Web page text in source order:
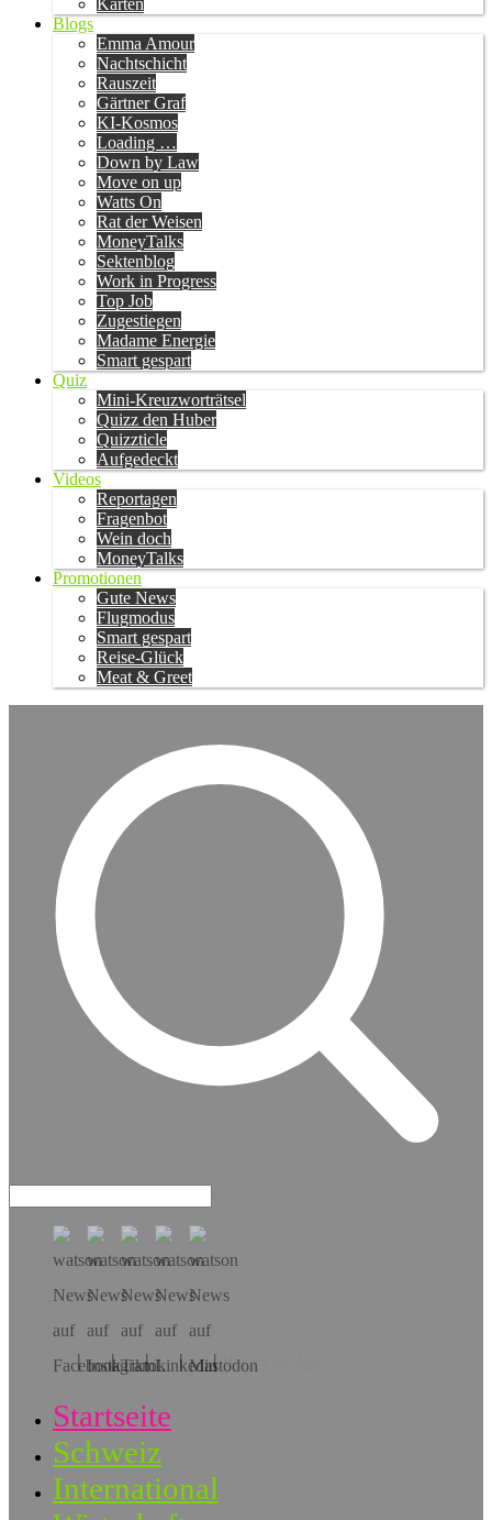
Karten
Blogs
Emma Amour
Nachtschicht
Rauszeit
Gärtner Graf
KI-Kosmos
Loading …
Down by Law
Move on up
Watts On
Rat der Weisen
MoneyTalks
Sektenblog
Work in Progress
Top Job
Zugestiegen
Madame Energie
Smart gespart
Quiz
Mini-Kreuzworträtsel
Quizz den Huber
Quizzticle
Aufgedeckt
Videos
Reportagen
Fragenbot
Wein doch
MoneyTalks
Promotionen
Gute News
Flugmodus
Smart gespart
Reise-Glück
Meat & Greet
Hol dir die App!
Startseite
Schweiz
International